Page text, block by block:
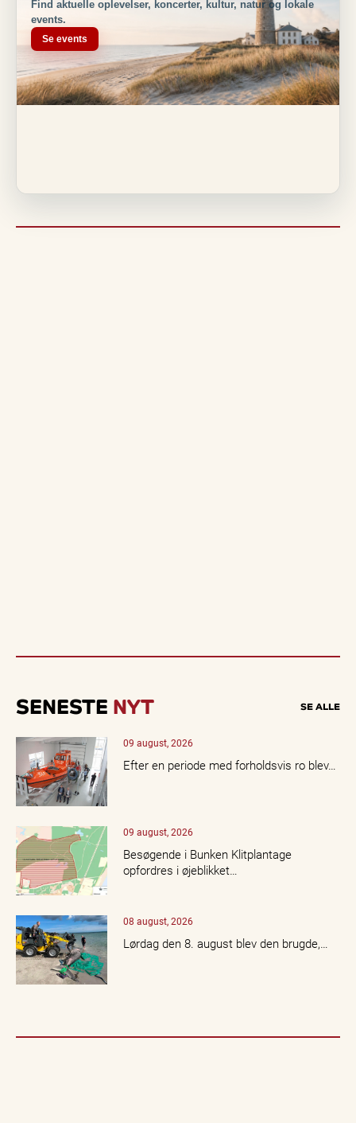
Find aktuelle oplevelser, koncerter, kultur, natur og lokale
events.
Se events
SENESTE NYT SE ALLE
09 august, 2026
Efter en periode med forholdsvis ro blev…
09 august, 2026
Besøgende i Bunken Klitplantage
opfordres i øjeblikket…
08 august, 2026
Lørdag den 8. august blev den brugde,…